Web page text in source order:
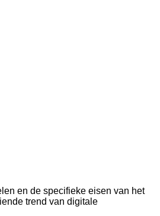
en de specifieke eisen van het
trend van digitale